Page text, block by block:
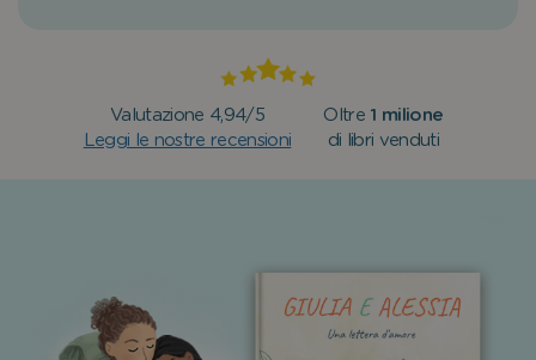
Valutazione 4,94/5
Leggi le nostre recensioni
Oltre 1 milione
di libri venduti